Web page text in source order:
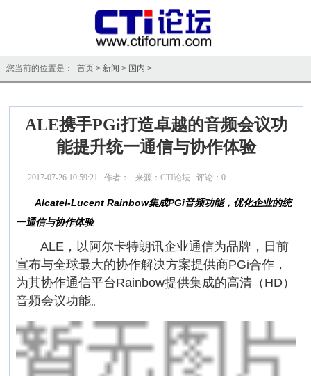
您当前的位置是： 首页 > 新闻 > 国内 >
ALE携手PGi打造卓越的音频会议功
能提升统一通信与协作体验
2017-07-26 10:59:21 作者： 来源：CTI论坛 评论：0
Alcatel-Lucent Rainbow集成PGi音频功能，优化企业的统
一通信与协作体验
ALE，以阿尔卡特朗讯企业通信为品牌，日前
宣布与全球最大的协作解决方案提供商PGi合作，
为其协作通信平台Rainbow提供集成的高清（HD）
音频会议功能。